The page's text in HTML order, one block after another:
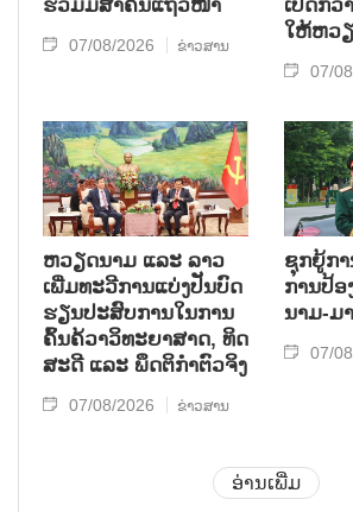
ຮ່ວມ​ມື​ສຳ​ຄັນ​ແຖວ​ໜ້າ
07/08/2026 ຂ່າວສານ
ເປີດກວ້
ໃຫ້​ຫວ
07/
ຫວຽດ​ນາມ ແລະ ລາວ​
ເພີ່ມ​ທະ​ວີ​ການ​ແບ່​ງ​ປັນ​ບົດ​
ຮຽນ​ປະ​ສົບ​ການ​ໃນ​ການ​
ຄົ້ນ​ຄ້​ວາ​ວິ​ທະ​ຍາ​ສາດ, ທິດ​
ສະ​ດີ ແລະ ພຶດ​ຕິ​ກຳຕົວ​ຈິງ
07/08/2026 ຂ່າວສານ
ຊຸກ​ຍູ້​ກ
ການ​ປ້
ນາມ-ມ
07/
ອ່ານເພີ່ມ